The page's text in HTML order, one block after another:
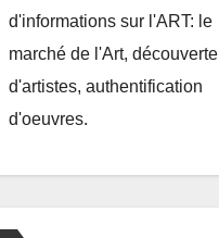
d'informations sur l'ART: le
marché de l'Art, découverte
d'artistes, authentification
d'oeuvres.